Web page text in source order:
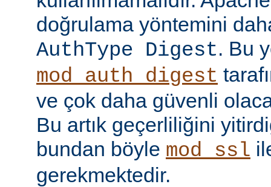
doğrulama yöntemini
AuthType Digest. Bu
mod_auth_digest
ve çok daha güvenli
Bu artık geçerliliğini
bundan böyle mod_ssl
gerekmektedir.